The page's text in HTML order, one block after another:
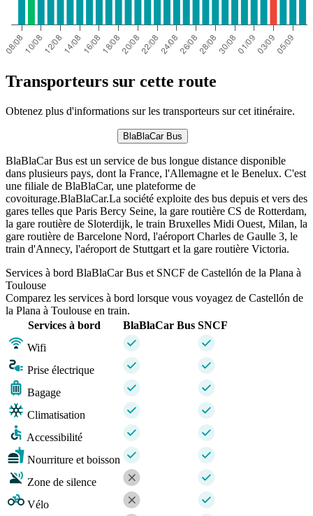
Transporteurs sur cette route
Obtenez plus d'informations sur les transporteurs sur cet itinéraire.
BlaBlaCar Bus
BlaBlaCar Bus est un service de bus longue distance disponible
dans plusieurs pays, dont la France, l'Allemagne et le Benelux. C'est
une filiale de BlaBlaCar, une plateforme de
covoiturage.BlaBlaCar.La société exploite des bus depuis et vers des
gares telles que Paris Bercy Seine, la gare routière CS de Rotterdam,
la gare routière de Sloterdijk, le train Bruxelles Midi Ouest, Milan, la
gare routière de Barcelone Nord, l'aéroport Charles de Gaulle 3, le
train d'Annecy, l'aéroport de Stuttgart et la gare routière Victoria.
Services à bord BlaBlaCar Bus et SNCF de Castellón de la Plana à
Toulouse
Comparez les services à bord lorsque vous voyagez de Castellón de
la Plana à Toulouse en train.
Services à bord
BlaBlaCar Bus SNCF
Wifi
Prise électrique
Bagage
Climatisation
Accessibilité
Nourriture et boisson
Zone de silence
Vélo